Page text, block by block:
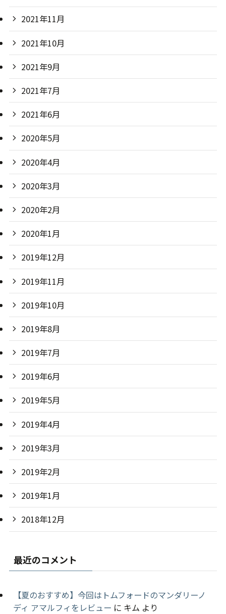
2021年11月
2021年10月
2021年9月
2021年7月
2021年6月
2020年5月
2020年4月
2020年3月
2020年2月
2020年1月
2019年12月
2019年11月
2019年10月
2019年8月
2019年7月
2019年6月
2019年5月
2019年4月
2019年3月
2019年2月
2019年1月
2018年12月
最近のコメント
【夏のおすすめ】今回はトムフォードのマンダリーノ
ディ アマルフィをレビュー に キム より